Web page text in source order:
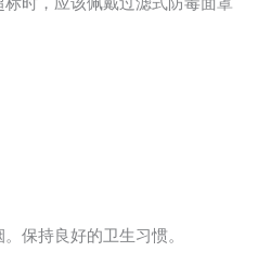
时，应该佩戴过滤式防毒面罩
保持良好的卫生习惯。